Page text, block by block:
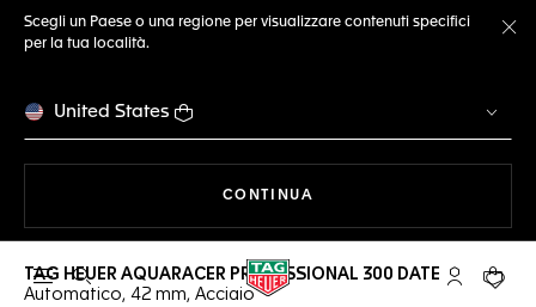
Scegli un Paese o una regione per visualizzare contenuti specifici
per la tua località.
United States
CONTINUA
Apri la ricerca L'account
Il tuo
TAG HEUER AQUARACER PROFESSIONAL 300 DATE
Automatico, 42 mm, Acciaio